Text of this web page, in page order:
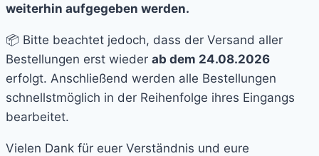
weiterhin aufgegeben werden.
📦 Bitte beachtet jedoch, dass der Versand aller
Bestellungen erst wieder ab dem 24.08.2026
erfolgt. Anschließend werden alle Bestellungen
schnellstmöglich in der Reihenfolge ihres Eingangs
bearbeitet.
Vielen Dank für euer Verständnis und eure